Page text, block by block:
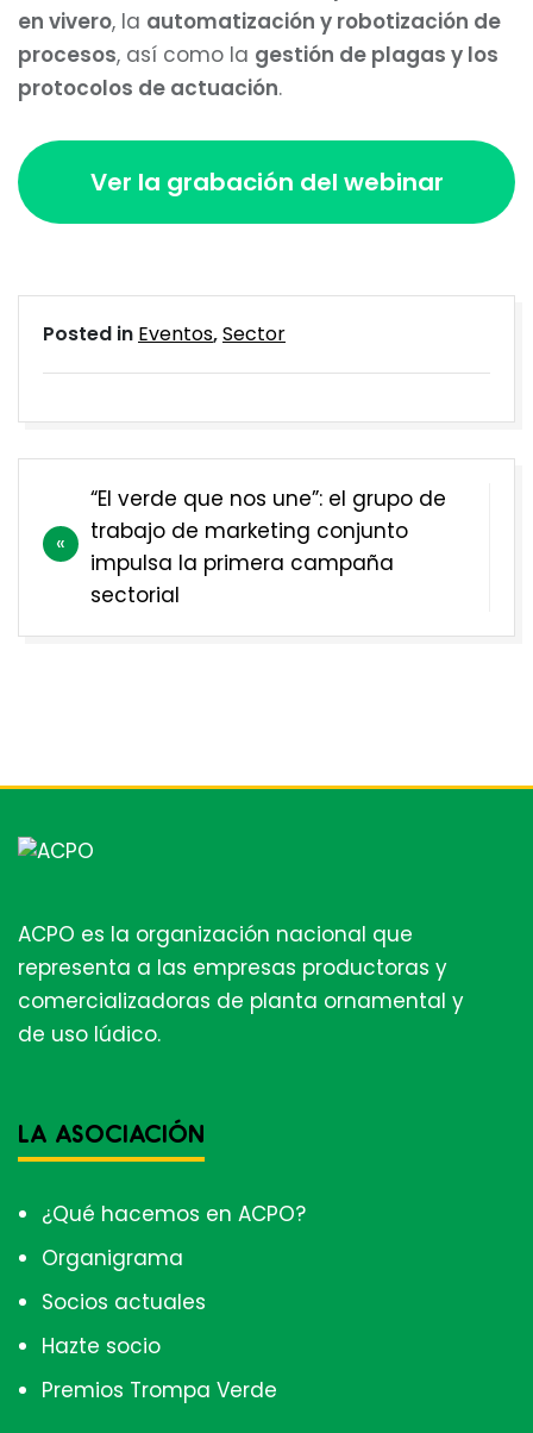
en vivero, la automatización y robotización de
procesos, así como la gestión de plagas y los
protocolos de actuación.
Ver la grabación del webinar
Posted in Eventos,Sector
Navegación
de
entradas
“El verde que nos une”: el grupo de
trabajo de marketing conjunto
impulsa la primera campaña
sectorial
ACPO es la organización nacional que
representa a las empresas productoras y
comercializadoras de planta ornamental y
de uso lúdico.
LA ASOCIACIÓN
¿Qué hacemos en ACPO?
Organigrama
Socios actuales
Hazte socio
Premios Trompa Verde